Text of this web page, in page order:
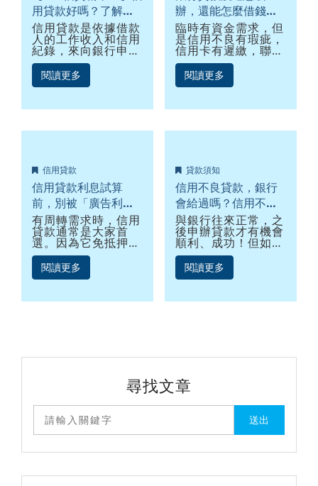
用貸款好嗎？了解信
貸優缺點，小心落入
信用貸款陷阱！
信用貸款是依據借款
人的工作收入和信用
紀錄，來向銀行申請
借貸的方式，信貸最
大的優點是不需提供
擔保品，也就是不用
地給銀行來取得資
信用就有機會取得資
問題，但你真的知道
信貸是什麼嗎？信用
貸款陷阱 你真的都
了解嗎？
閱讀更多
辦，還能怎麼借錢？
試試這5大方法
臨時有資金需求，但
是信用不良有瑕疵，
信用卡有遲繳，聯徵
信用評分不足，負債
比太高，這時該怎麼
辦？銀行申辦小額信
別急著放棄，銀行貸
怎麼借錢？以下提供
錢的機會。
閱讀更多
信用貸款
信用貸款利息試算
前，別被「廣告利
率」沖昏頭！
有周轉需求時，信用
貸款通常是大家首
選。因為它免抵押免
保證人，同時有放款
快等優點。但是信貸
利率是優先考量的因
該注意哪些？五大信
閱讀更多
貸款須知
信用不良貸款，銀行
會給過嗎？信用不良
貸款6大撇步看這邊
與銀行往來正常，之
後申辦貸款才有機會
順利、成功！但如果
貸款或信用卡常逾期
繳款，就要小心啦！
這樣就算是一種個人
在聯徵中心留下紀
閱讀更多
尋找文章